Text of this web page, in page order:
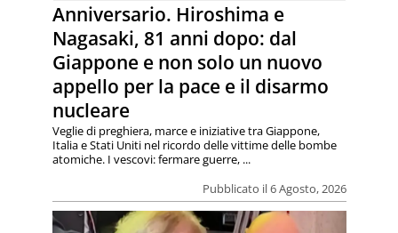
Anniversario. Hiroshima e
Nagasaki, 81 anni dopo: dal
Giappone e non solo un nuovo
appello per la pace e il disarmo
nucleare
Pubblicato il 6 Agosto, 2026
Veglie di preghiera, marce e iniziative tra Giappone,
Italia e Stati Uniti nel ricordo delle vittime delle bombe
atomiche. I vescovi: fermare guerre, ...